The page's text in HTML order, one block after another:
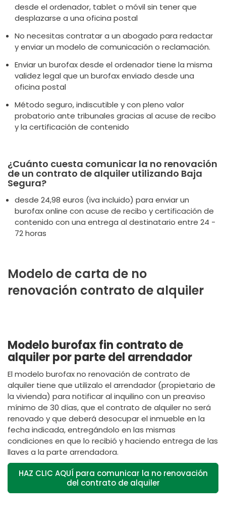
desde el ordenador, tablet o móvil sin tener que
desplazarse a una oficina postal
No necesitas contratar a un abogado para redactar
y enviar un modelo de comunicación o reclamación.
Enviar un burofax desde el ordenador tiene la misma
validez legal que un burofax enviado desde una
oficina postal
Método seguro, indiscutible y con pleno valor
probatorio ante tribunales gracias al acuse de recibo
y la certificación de contenido
¿Cuánto cuesta comunicar la no renovación
de un contrato de alquiler utilizando Baja
Segura?
desde 24,98 euros (iva incluido) para enviar un
burofax online con acuse de recibo y certificación de
contenido con una entrega al destinatario entre 24 -
72 horas
Modelo de carta de no
renovación contrato de alquiler
Modelo burofax fin contrato de
alquiler por parte del arrendador
El modelo burofax no renovación de contrato de
alquiler tiene que utilizalo el arrendador (propietario de
la vivienda) para notificar al inquilino con un preaviso
mínimo de 30 días, que el contrato de alquiler no será
renovado y que deberá desocupar el inmueble en la
fecha indicada, entregándolo en las mismas
condiciones en que lo recibió y haciendo entrega de las
llaves a la parte arrendadora.
HAZ CLIC AQUÍ para comunicar la no renovación
del contrato de alquiler